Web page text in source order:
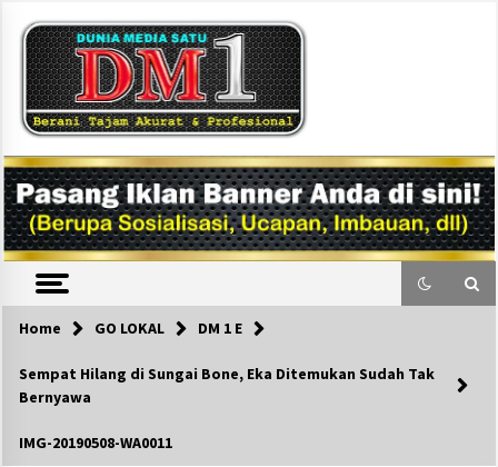
content
DM1
Home GO LOKAL DM 1 E
Sempat Hilang di Sungai Bone, Eka Ditemukan Sudah Tak
Bernyawa
IMG-20190508-WA0011